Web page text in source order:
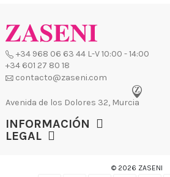
Avenida de los Dolores 32, Murcia
INFORMACIÓN
LEGAL
© 2026 ZASENI